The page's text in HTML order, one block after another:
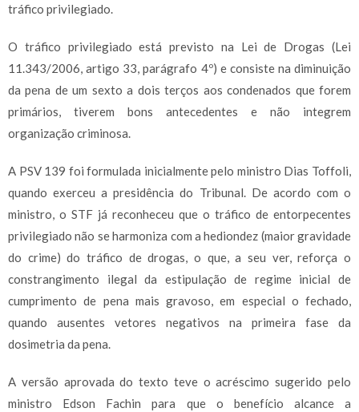
tráfico privilegiado.
O tráfico privilegiado está previsto na Lei de Drogas (Lei
11.343/2006, artigo 33, parágrafo 4º) e consiste na diminuição
da pena de um sexto a dois terços aos condenados que forem
primários, tiverem bons antecedentes e não integrem
organização criminosa.
A PSV 139 foi formulada inicialmente pelo ministro Dias Toffoli,
quando exerceu a presidência do Tribunal. De acordo com o
ministro, o STF já reconheceu que o tráfico de entorpecentes
privilegiado não se harmoniza com a hediondez (maior gravidade
do crime) do tráfico de drogas, o que, a seu ver, reforça o
constrangimento ilegal da estipulação de regime inicial de
cumprimento de pena mais gravoso, em especial o fechado,
quando ausentes vetores negativos na primeira fase da
dosimetria da pena.
A versão aprovada do texto teve o acréscimo sugerido pelo
ministro Edson Fachin para que o benefício alcance a